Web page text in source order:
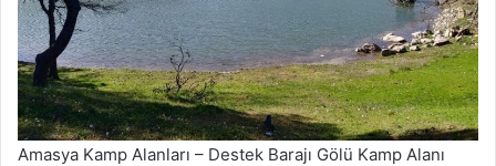
Amasya Kamp Alanları – Destek Barajı Gölü Kamp Alanı